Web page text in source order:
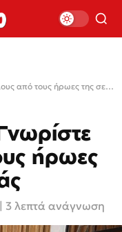
«Οι Πανθέοι»: Γνωρίστε κάποιους από τους ήρωες της σειράς
ήρωες
| 3 λεπτά ανάγνωση